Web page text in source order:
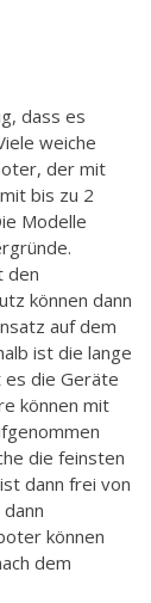
dass es
weiche
der mit
bis zu 2
Modelle
den
können dann
auf dem
ist die lange
es die Geräte
können mit
die feinsten
dann frei von
können
dem